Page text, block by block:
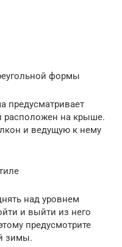
формы
предусматривает
расположен на крыше.
и ведущую к нему
над уровнем
и выйти из него
предусмотрите
зимы.